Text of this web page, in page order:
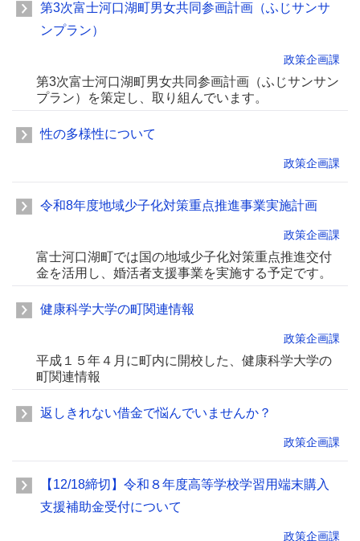
第3次富士河口湖町男女共同参画計画（ふじサンサ
ンプラン）
政策企画課
第3次富士河口湖町男女共同参画計画（ふじサンサン
プラン）を策定し、取り組んでいます。
性の多様性について
政策企画課
令和8年度地域少子化対策重点推進事業実施計画
政策企画課
富士河口湖町では国の地域少子化対策重点推進交付
金を活用し、婚活者支援事業を実施する予定です。
健康科学大学の町関連情報
政策企画課
平成１５年４月に町内に開校した、健康科学大学の
町関連情報
返しきれない借金で悩んでいませんか？
政策企画課
【12/18締切】令和８年度高等学校学習用端末購入
支援補助金受付について
政策企画課